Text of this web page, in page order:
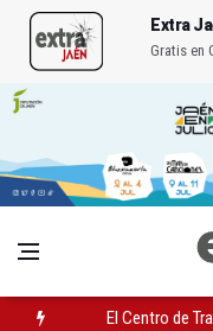
Extra
Gratis en
El Centro de